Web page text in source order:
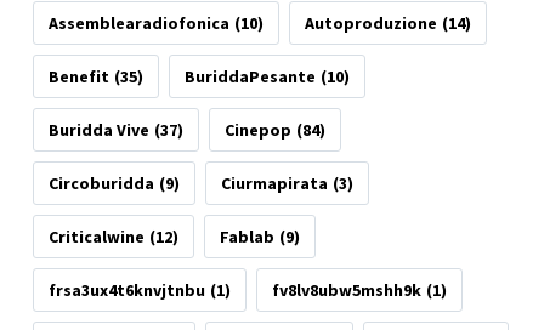
Assemblearadiofonica (10) Autoproduzione (14)
Benefit (35) BuriddaPesante (10)
Buridda Vive (37) Cinepop (84)
Circoburidda (9) Ciurmapirata (3)
Criticalwine (12) Fablab (9)
frsa3ux4t6knvjtnbu (1) fv8lv8ubw5mshh9k (1)